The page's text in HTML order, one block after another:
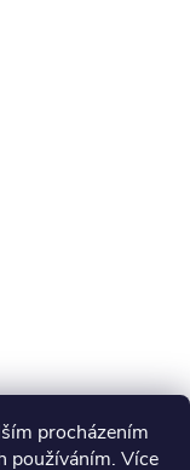
procházením
používáním. Více